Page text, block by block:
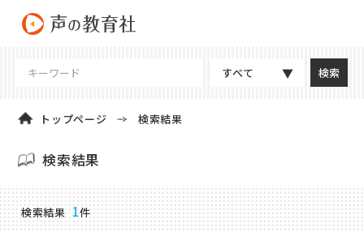
すべて
トップページ 検索結果
検索結果
商品検索結果
検索結果 1件